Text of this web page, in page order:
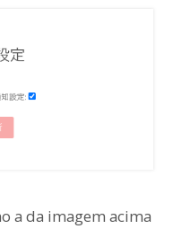
a da imagem acima